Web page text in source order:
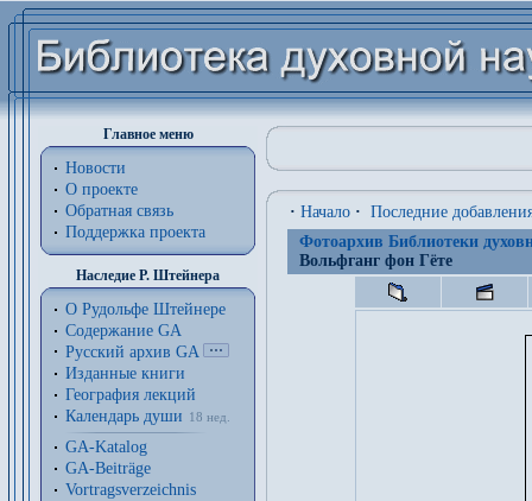
Главное меню
Новости
О проекте
Обратная связь
Поддержка проекта
Наследие Р. Штейнера
О Рудольфе Штейнере
Содержание GA
Русский архив GA
Изданные книги
География лекций
Календарь души
18 нед.
GA-Katalog
GA-Beiträge
Vortragsverzeichnis
· Начало · Последние
Фотоархив Библиотеки
Вольфганг фон Гёте